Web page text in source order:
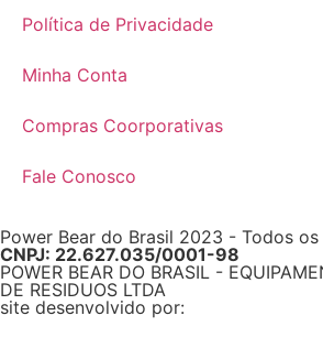
Política de Privacidade
Minha Conta
Compras Coorporativas
Fale Conosco
Power Bear do Brasil 2023 - Todos
CNPJ: 22.627.035/0001-98
POWER BEAR DO BRASIL -
DE RESIDUOS LTDA
site desenvolvido por: